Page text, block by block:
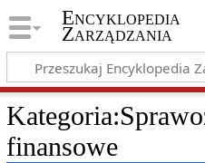
Encyklopedia
Zarządzania
Kategoria:
finansowe